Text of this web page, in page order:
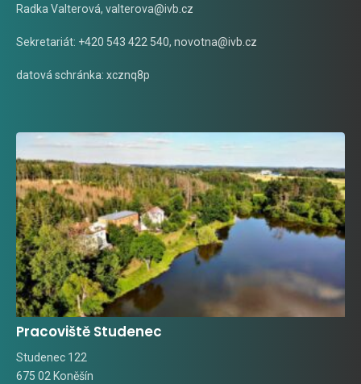
Radka Valterová, valterova@ivb.cz
Sekretariát: +420 543 422 540, novotna@ivb.cz
datová schránka: xcznq8p
Pracoviště Studenec
Studenec 122
675 02 Koněšín